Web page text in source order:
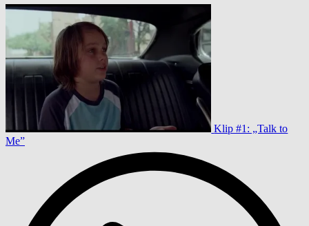
Klip #1: „Talk to
Me”